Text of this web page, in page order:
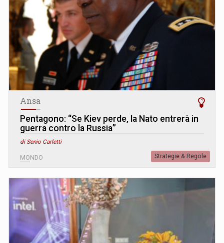
Ansa
Pentagono: “Se Kiev perde, la Nato entrerà in
guerra contro la Russia”
di Senio Carletti
MONDO Strategie & Regole